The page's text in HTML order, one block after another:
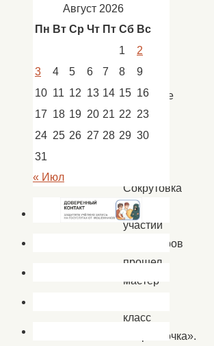
летней
детской
площадке
при
Доме
Сокрутовка
при
участии
волонтеров
прошел
мастер
класс
«Корзиночка».
Август 2026
Пн Вт Ср Чт Пт Сб Вс
1
2
3
4 5 6 7 8
9
10 11 12 13 14 15 16
17 18 19 20 21 22 23
24 25 26 27 28 29 30
31
« Июл